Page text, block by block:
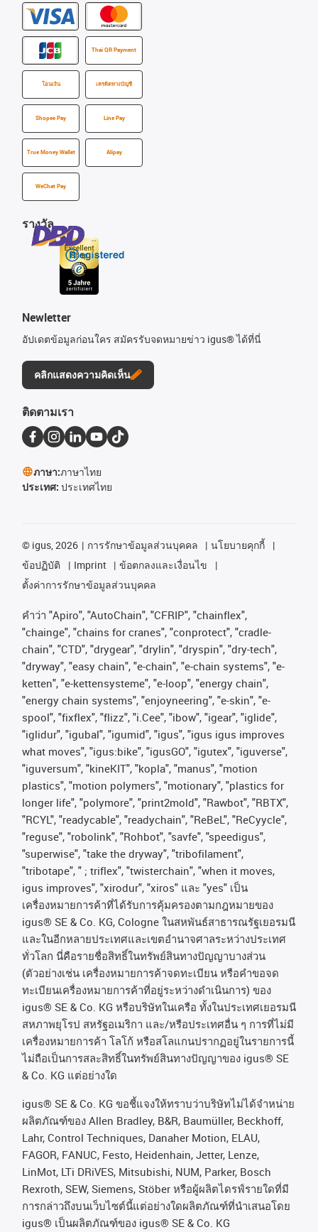
Thai QR Payment
โอนเงิน เครดิตทางบัญชี
Shopee Pay Line Pay
True Money Wallet Alipay
WeChat Pay
รางวัล
Newletter
อัปเดตข้อมูลก่อนใคร สมัครรับจดหมายข่าว igus® ได้ที่นี่
คลิกแสดงความคิดเห็น
ติดตามเรา
ภาษา:ภาษาไทย
ประเทศ: ประเทศไทย
© igus, 2026 การรักษาข้อมูลส่วนบุคคล
นโยบายคุกกี้
ข้อปฏิบัติ
Imprint
ข้อตกลงและเงื่อนไข
ตั้งค่าการรักษาข้อมูลส่วนบุคคล
คําว่า "Apiro", "AutoChain", "CFRIP", "chainflex",
"chainge", "chains for cranes", "conprotect", "cradle-
chain", "CTD", "drygear", "drylin", "dryspin", "dry-tech",
"dryway", "easy chain", "e-chain", "e-chain systems", "e-
ketten", "e-kettensysteme", "e-loop", "energy chain",
"energy chain systems", "enjoyneering", "e-skin", "e-
spool", "fixflex", "flizz", "i.Cee", "ibow", "igear", "iglide",
"iglidur", "igubal", "igumid", "igus", "igus igus improves
what moves", "igus:bike", "igusGO", "igutex", "iguverse",
"iguversum", "kineKIT", "kopla", "manus", "motion
plastics", "motion polymers", "motionary", "plastics for
longer life", "polymore", "print2mold", "Rawbot", "RBTX",
"RCYL", "readycable", "readychain", "ReBeL", "ReCyycle",
"reguse", "robolink", "Rohbot", "savfe", "speedigus",
"superwise", "take the dryway", "tribofilament",
"tribotape", " ; triflex", "twisterchain", "when it moves,
igus improves", "xirodur", "xiros" และ "yes" เป็น
เครื่องหมายการค้าที่ได้รับการคุ้มครองตามกฎหมายของ
igus® SE & Co. KG, Cologne ในสหพันธ์สาธารณรัฐเยอรมนี
และในอีกหลายประเทศและเขตอํานาจศาลระหว่างประเทศ
ทั่วโลก นี่คือรายชื่อสิทธิ์ในทรัพย์สินทางปัญญาบางส่วน
(ตัวอย่างเช่น เครื่องหมายการค้าจดทะเบียน หรือคำขอจด
ทะเบียนเครื่องหมายการค้าที่อยู่ระหว่างดำเนินการ) ของ
igus® SE & Co. KG หรือบริษัทในเครือ ทั้งในประเทศเยอรมนี
สหภาพยุโรป สหรัฐอเมริกา และ/หรือประเทศอื่น ๆ การที่ไม่มี
เครื่องหมายการค้า โลโก้ หรือสโลแกนปรากฏอยู่ในรายการนี้
ไม่ถือเป็นการสละสิทธิ์ในทรัพย์สินทางปัญญาของ igus® SE
& Co. KG แต่อย่างใด
igus® SE & Co. KG ขอชี้แจงให้ทราบว่าบริษัทไม่ได้จําหน่าย
ผลิตภัณฑ์ของ Allen Bradley, B&R, Baumüller, Beckhoff,
Lahr, Control Techniques, Danaher Motion, ELAU,
FAGOR, FANUC, Festo, Heidenhain, Jetter, Lenze,
LinMot, LTi DRiVES, Mitsubishi, NUM, Parker, Bosch
Rexroth, SEW, Siemens, Stöber หรือผู้ผลิตไดรฟ์รายใดที่มี
การกล่าวถึงบนเว็บไซต์นี้แต่อย่างใดผลิตภัณฑ์ที่นําเสนอโดย
igus® เป็นผลิตภัณฑ์ของ igus® SE & Co. KG